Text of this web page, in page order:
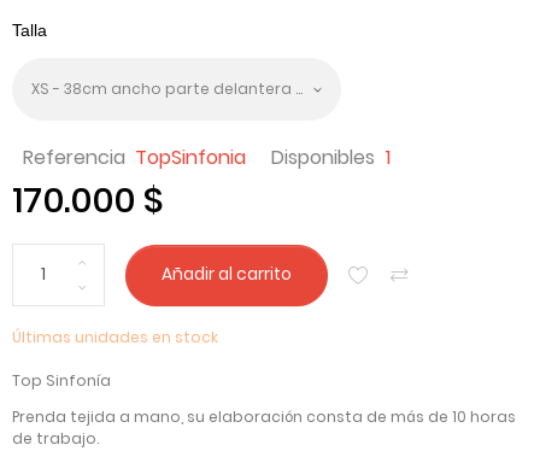
Referencia TopSinfonia Disponibles 1
170.000 $
Añadir al carrito
Últimas unidades en stock
Top Sinfonía
Prenda tejida a mano, su elaboración consta de más de 10 horas
de trabajo.